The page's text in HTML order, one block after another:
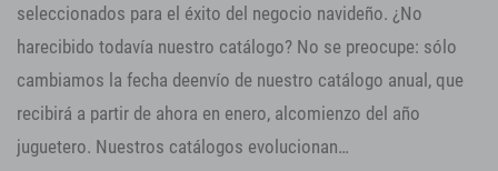
seleccionados para el éxito del negocio navideño. ¿No
harecibido todavía nuestro catálogo? No se preocupe: sólo
cambiamos la fecha deenvío de nuestro catálogo anual, que
recibirá a partir de ahora en enero, alcomienzo del año
juguetero. Nuestros catálogos evolucionan…